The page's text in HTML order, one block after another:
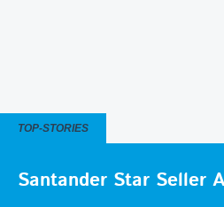
TOP-STORIES
Santander Star Seller